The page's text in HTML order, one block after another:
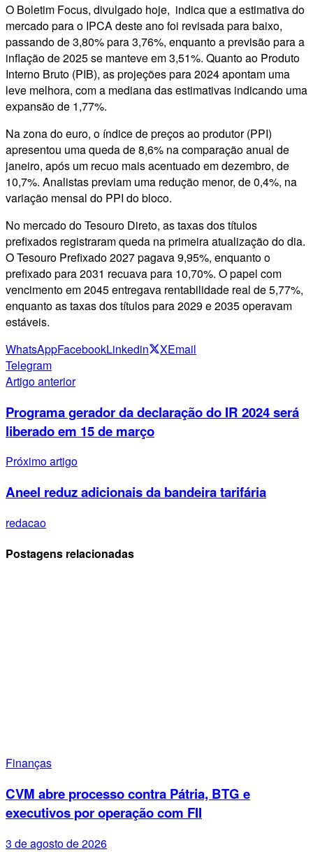
O Boletim Focus, divulgado hoje, indica que a estimativa do
mercado para o IPCA deste ano foi revisada para baixo,
passando de 3,80% para 3,76%, enquanto a previsão para a
inflação de 2025 se manteve em 3,51%. Quanto ao Produto
Interno Bruto (PIB), as projeções para 2024 apontam uma
leve melhora, com a mediana das estimativas indicando uma
expansão de 1,77%.
Na zona do euro, o índice de preços ao produtor (PPI)
apresentou uma queda de 8,6% na comparação anual de
janeiro, após um recuo mais acentuado em dezembro, de
10,7%. Analistas previam uma redução menor, de 0,4%, na
variação mensal do PPI do bloco.
No mercado do Tesouro Direto, as taxas dos títulos
prefixados registraram queda na primeira atualização do dia.
O Tesouro Prefixado 2027 pagava 9,95%, enquanto o
prefixado para 2031 recuava para 10,70%. O papel com
vencimento em 2045 entregava rentabilidade real de 5,77%,
enquanto as taxas dos títulos para 2029 e 2035 operavam
estáveis.
WhatsAppFacebookLinkedin XEmail
Telegram
Artigo anterior
Programa gerador da declaração do IR 2024 será
liberado em 15 de março
Próximo artigo
Aneel reduz adicionais da bandeira tarifária
redacao
Postagens relacionadas
Finanças
CVM abre processo contra Pátria, BTG e
executivos por operação com FII
3 de agosto de 2026